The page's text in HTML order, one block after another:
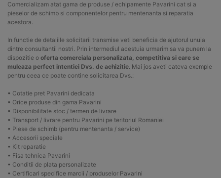
Comercializam atat gama de produse / echipamente Pavarini cat si a
pieselor de schimb si componentelor pentru mentenanta si reparatia
acestora.
In functie de detaliile solicitarii transmise veti beneficia de ajutorul unuia
dintre consultantii nostri. Prin intermediul acestuia urmarim sa va punem la
dispozitie o oferta comerciala personalizata, competitiva si care se
muleaza perfect intentiei Dvs. de achizitie. Mai jos aveti cateva exemple
pentru ceea ce poate contine solicitarea Dvs.:
• Cotatie pret Pavarini dedicata
• Orice produse din gama Pavarini
• Disponibilitate stoc / termen de livrare
• Transport / livrare pentru Pavarini pe teritoriul Romaniei
• Piese de schimb (pentru mentenanta / service)
• Accesorii speciale
• Kit reparatie
• Fisa tehnica Pavarini
• Conditii de plata personalizate
• Certificari specifice marcii / produselor Pavarini